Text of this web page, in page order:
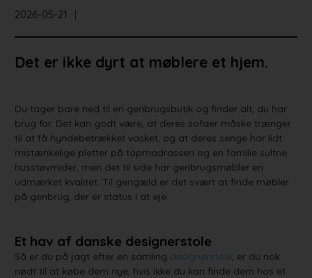
2026-05-21
Det er ikke dyrt at møblere et hjem.
Du tager bare ned til en genbrugsbutik og finder alt, du har
brug for. Det kan godt være, at deres sofaer måske trænger
til at få hyndebetrækket vasket, og at deres senge har lidt
mistænkelige pletter på topmadrassen og en familie sultne
husstøvmider, men det til side har genbrugsmøbler en
udmærket kvalitet. Til gengæld er det svært at finde møbler
på genbrug, der er status i at eje.
Et hav af danske designerstole
Så er du på jagt efter en samling designerstole, er du nok
nødt til at købe dem nye, hvis ikke du kan finde dem hos et